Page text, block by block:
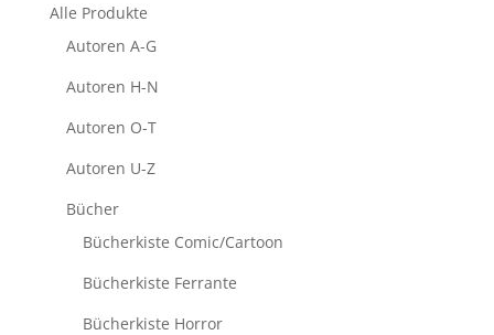
Alle Produkte
Autoren A-G
Autoren H-N
Autoren O-T
Autoren U-Z
Bücher
Bücherkiste Comic/Cartoon
Bücherkiste Ferrante
Bücherkiste Horror